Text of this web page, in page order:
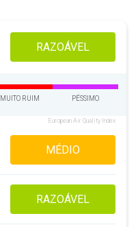
RAZOÁVEL
MUITO RUIM PÉSSIMO
European Air Quality Index
MÉDIO
RAZOÁVEL